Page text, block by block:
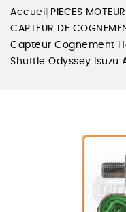
Accueil
PIECES
CAPTEUR DE
Capteur Cognement
Shuttle Odyssey Isuzu